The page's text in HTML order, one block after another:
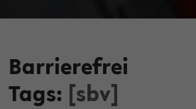
Barrierefrei
Tags: [sbv]